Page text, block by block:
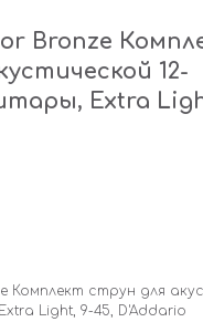
Bronze
12-
Extra
Комплект струн для
Light, 9-45, D'Addario